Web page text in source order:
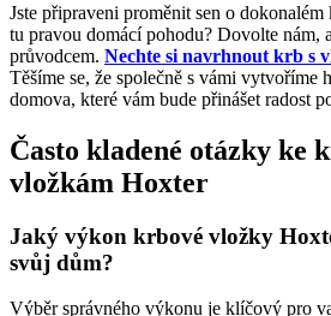
Jste připraveni proměnit sen o
tu pravou domácí pohodu? Dovolte nám,
průvodcem. Nechte si navrhnout krb s
Těšíme se, že společně s vámi vytvoříme
domova, které vám bude přinášet radost
Často kladené otázky ke
vložkám Hoxter
Jaký výkon krbové vložky
svůj dům?
Výběr správného výkonu je klíčový pro